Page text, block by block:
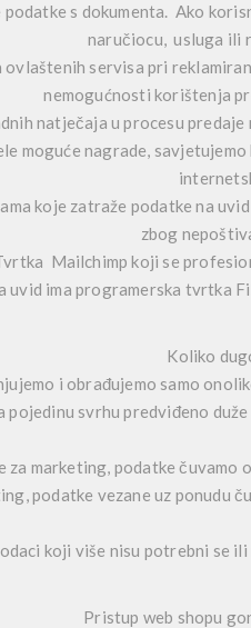
s dokumenta. Ako
naručiocu, usluga ili
servisa pri
nemogućnosti korištenja
natječaja u procesu predaje
moguće nagrade,
koje zatraže podatke na
zbog
Mailchimp koji se
ima programerska tvrtka
Koliko
i obrađujemo samo
pojedinu svrhu predviđeno
za marketing, podatke čuvamo
podatke vezane uz ponudu
koji više nisu potrebni se
Pristup web shopu